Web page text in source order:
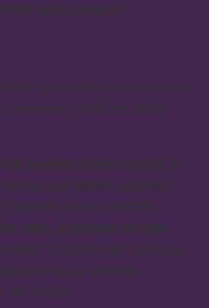
cada aspecto:
giram em torno de ideias
têm base científica sólida.
a noite inteira desde o
que bebês acordem
ou por conforto.
bem, é porque os pais
O padrão de sono das
e não é sempre
de criação.